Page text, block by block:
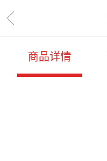
商品详情